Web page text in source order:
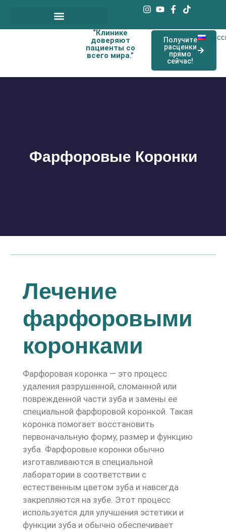
“Клинике
доверяют
пациенты со
всего мира.”
Получите
расценки
прямо
сейчас!
Фарфоровые Коронки
Лечение
фарфоровыми
коронками
Фарфоровая коронка — это процесс
удаления разрушенной, сломанной или
поврежденной части зуба и замены ее
специальной фарфоровой коронкой. Такая
коронка помогает восстановить
первоначальную форму, размер и функцию
зуба. Фарфоровые коронки обычно
изготавливаются в специальной
лаборатории в соответствии с
естественным цветом зуба и навсегда
закрепляются на зубе. Этот процесс
используется для улучшения эстетики и
функции зуба и обычно обеспечивает